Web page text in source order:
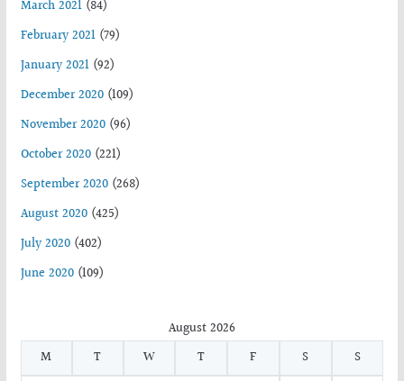
March 2021(84)
February 2021(79)
January 2021(92)
December 2020(109)
November 2020(96)
October 2020(221)
September 2020(268)
August 2020(425)
July 2020(402)
June 2020(109)
August 2026
M
T W T F S
S